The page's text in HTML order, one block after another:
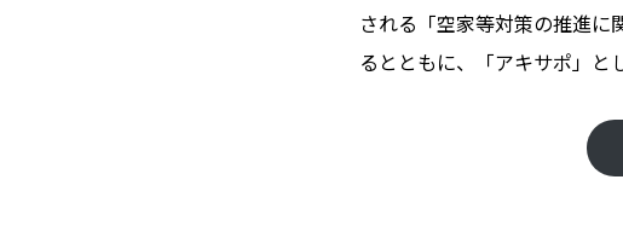
される「空家等対策の推進
るとともに、「アキサポ」と